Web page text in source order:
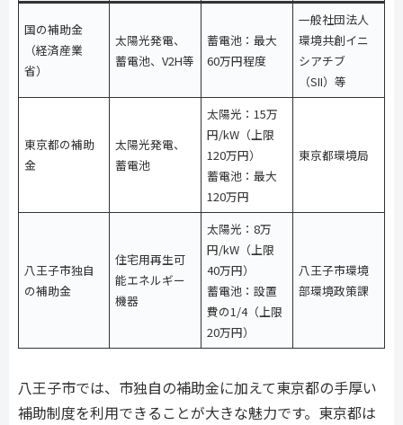
国の補助金
（経済産業
省）
太陽光発電、
蓄電池、V2H等
蓄電池：最大
60万円程度
一般社団法人
環境共創イニ
シアチブ
（SII）等
東京都の補助
金
太陽光発電、
蓄電池
太陽光：15万
円/kW（上限
120万円）
蓄電池：最大
120万円
東京都環境局
八王子市独自
の補助金
住宅用再生可
能エネルギー
機器
太陽光：8万
円/kW（上限
40万円）
蓄電池：設置
費の1/4（上限
20万円）
八王子市環境
部環境政策課
八王子市では、市独自の補助金に加えて東京都の手厚い
補助制度を利用できることが大きな魅力です。東京都は